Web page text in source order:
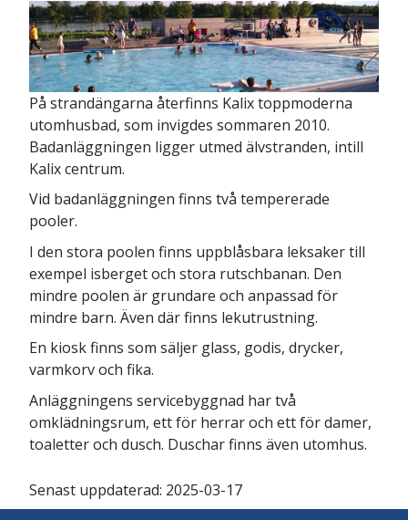
På strandängarna återfinns Kalix toppmoderna
utomhusbad, som invigdes sommaren 2010.
Badanläggningen ligger utmed älvstranden, intill
Kalix centrum.
Vid badanläggningen finns två tempererade
pooler.
I den stora poolen finns uppblåsbara leksaker till
exempel isberget och stora rutschbanan. Den
mindre poolen är grundare och anpassad för
mindre barn. Även där finns lekutrustning.
En kiosk finns som säljer glass, godis, drycker,
varmkorv och fika.
Anläggningens servicebyggnad har två
omklädningsrum, ett för herrar och ett för damer,
toaletter och dusch. Duschar finns även utomhus.
Senast uppdaterad: 2025-03-17